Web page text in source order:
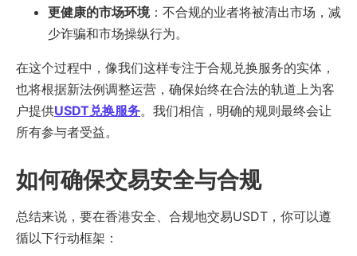
更健康的市场环境：不合规的业者将被清出市场，减
少诈骗和市场操纵行为。
在这个过程中，像我们这样专注于合规兑换服务的实体，
也将根据新法例调整运营，确保始终在合法的轨道上为客
户提供USDT兑换服务。我们相信，明确的规则最终会让
所有参与者受益。
如何确保交易安全与合规
总结来说，要在香港安全、合规地交易USDT，你可以遵
循以下行动框架：